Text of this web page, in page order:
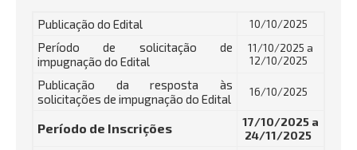
Publicação do Edital 10/10/2025
Período de solicitação de
impugnação do Edital
11/10/2025 a
12/10/2025
Publicação da resposta às
solicitações de impugnação do Edital
16/10/2025
Período de Inscrições
17/10/2025 a
24/11/2025